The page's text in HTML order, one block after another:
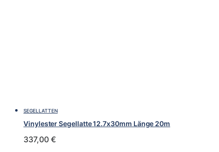
SEGELLATTEN
Vinylester Segellatte 12.7x30mm Länge 20m
337,00 €